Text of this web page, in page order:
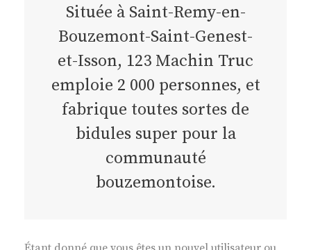
Située à Saint-Remy-en-
Bouzemont-Saint-Genest-
et-Isson, 123 Machin Truc
emploie 2 000 personnes, et
fabrique toutes sortes de
bidules super pour la
communauté
bouzemontoise.